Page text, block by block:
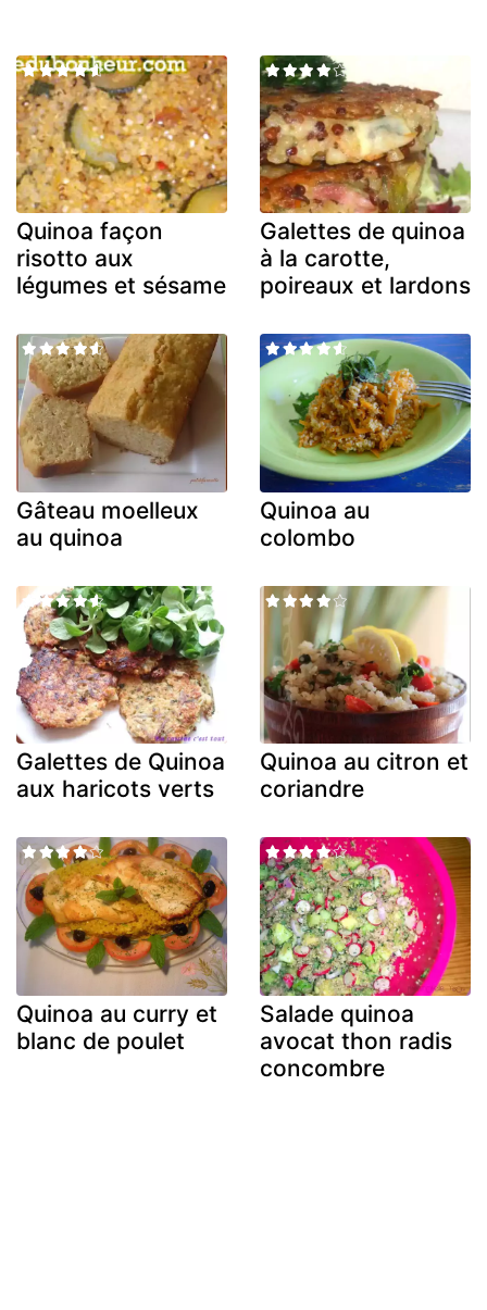
Quinoa façon
risotto aux
légumes et sésame
Galettes de quinoa
à la carotte,
poireaux et lardons
Gâteau moelleux
au quinoa
Quinoa au
colombo
Galettes de Quinoa
aux haricots verts
Quinoa au citron et
coriandre
Quinoa au curry et
blanc de poulet
Salade quinoa
avocat thon radis
concombre